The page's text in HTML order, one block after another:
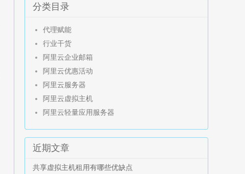
分类目录
代理赋能
行业干货
阿里云企业邮箱
阿里云优惠活动
阿里云服务器
阿里云虚拟主机
阿里云轻量应用服务器
近期文章
共享虚拟主机租用有哪些优缺点